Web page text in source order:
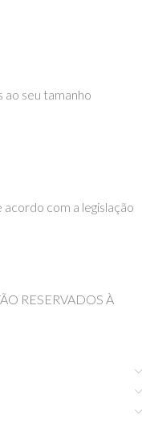
ao seu tamanho
com a legislação
RESERVADOS À